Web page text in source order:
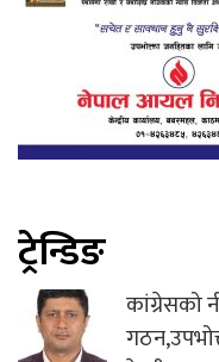
ट्रेन्डिङ
कांग्रेसको